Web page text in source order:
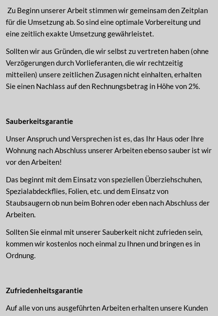
Zu Beginn unserer Arbeit stimmen wir gemeinsam den Zeitplan
für die Umsetzung ab. So sind eine optimale Vorbereitung und
eine zeitlich exakte Umsetzung gewährleistet.
Sollten wir aus Gründen, die wir selbst zu vertreten haben (ohne
Verzögerungen durch Vorlieferanten, die wir rechtzeitig
mitteilen) unsere zeitlichen Zusagen nicht einhalten, erhalten
Sie einen Nachlass auf den Rechnungsbetrag in Höhe von 2%.
Sauberkeitsgarantie
Unser Anspruch und Versprechen ist es, das Ihr Haus oder Ihre
Wohnung nach Abschluss unserer Arbeiten ebenso sauber ist wir
vor den Arbeiten!
Das beginnt mit dem Einsatz von speziellen Überziehschuhen,
Spezialabdeckflies, Folien, etc. und dem Einsatz von
Staubsaugern ob nun beim Bohren oder eben nach Abschluss der
Arbeiten.
Sollten Sie einmal mit unserer Sauberkeit nicht zufrieden sein,
kommen wir kostenlos noch einmal zu Ihnen und bringen es in
Ordnung.
Zufriedenheitsgarantie
Auf alle von uns ausgeführten Arbeiten erhalten unsere Kunden